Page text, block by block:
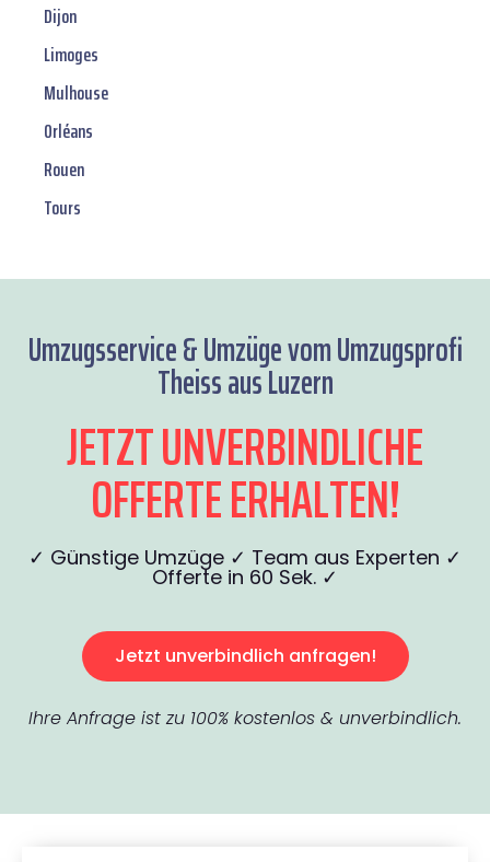
Dijon
Limoges
Mulhouse
Orléans
Rouen
Tours
Umzugsservice & Umzüge vom Umzugsprofi
Theiss aus Luzern
JETZT UNVERBINDLICHE
OFFERTE ERHALTEN!
✓ Günstige Umzüge ✓ Team aus Experten ✓
Offerte in 60 Sek. ✓
Jetzt unverbindlich anfragen!
Ihre Anfrage ist zu 100% kostenlos & unverbindlich.